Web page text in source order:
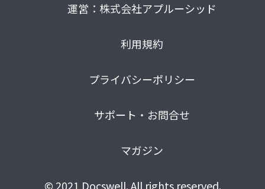
運営：株式会社アプルーシッド
利用規約
プライバシーポリシー
サポート・お問合せ
マガジン
© 2021 Docswell. All rights reserved.